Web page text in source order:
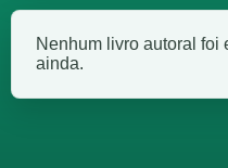
Nenhum livro autoral foi
ainda.